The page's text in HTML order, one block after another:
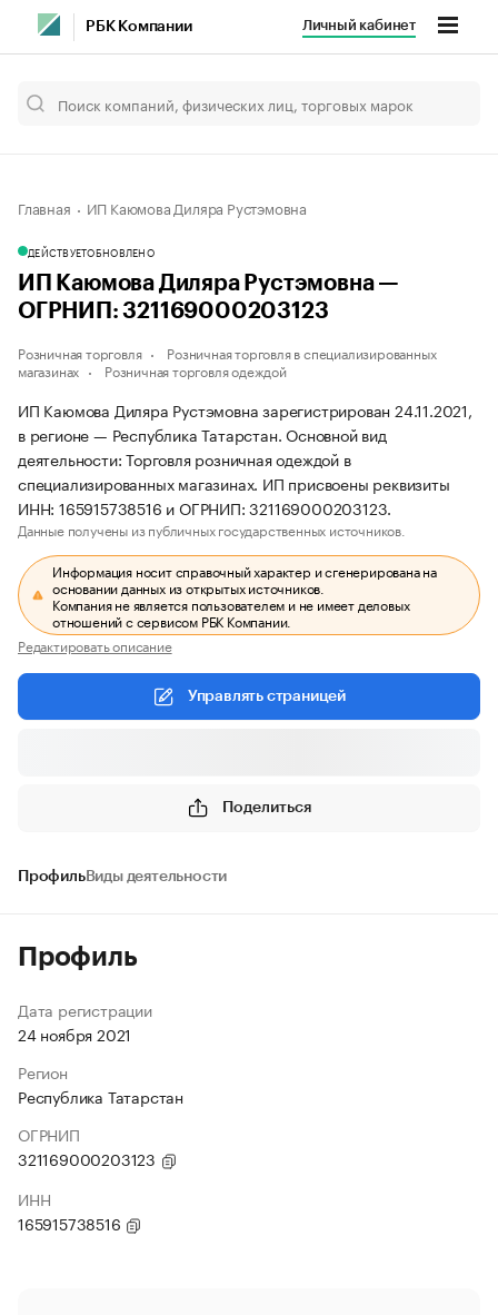
РБК Компании Личный кабинет
Главная ИП Каюмова Диляра Рустэмовна
ДЕЙСТВУЕТОБНОВЛЕНО
ИП Каюмова Диляра Рустэмовна —
ОГРНИП: 321169000203123
Розничная торговля
Розничная торговля в специализированных
магазинах
Розничная торговля одеждой
ИП Каюмова Диляра Рустэмовна зарегистрирован 24.11.2021,
в регионе — Республика Татарстан. Основной вид
деятельности: Торговля розничная одеждой в
специализированных магазинах. ИП присвоены реквизиты
ИНН: 165915738516 и ОГРНИП: 321169000203123.
Данные получены из публичных государственных источников.
Информация носит справочный характер и сгенерирована на
основании данных из открытых источников.
Компания не является пользователем и не имеет деловых
отношений с сервисом РБК Компании.
Редактировать описание
Управлять страницей
Поделиться
ПрофильВиды деятельности
Профиль
Дата регистрации
24 ноября 2021
Регион
Республика Татарстан
ОГРНИП
321169000203123
ИНН
165915738516